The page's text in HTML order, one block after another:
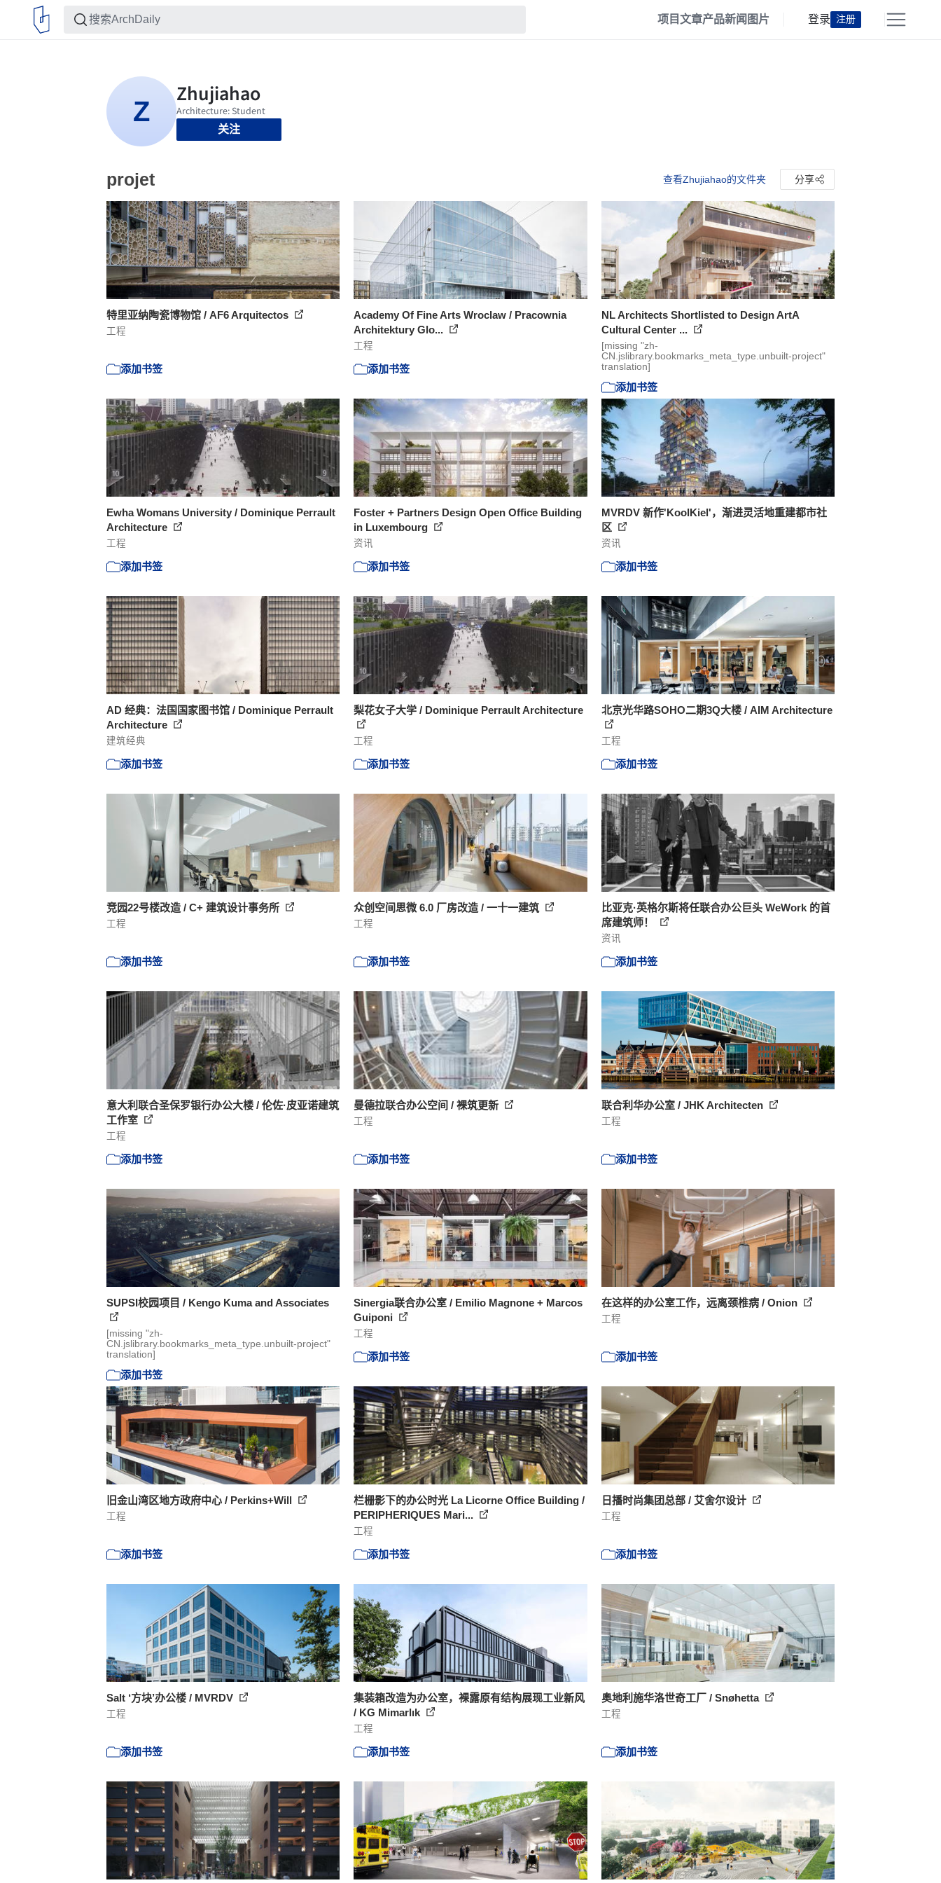
项目文章产品新闻 图片 登录 注册
关注
projet 查看Zhujiahao的文件夹 分享
特里亚纳陶瓷博物馆 / AF6 Arquitectos
工程
添加书签
Academy Of Fine Arts Wroclaw / Pracownia
Architektury Glo...
工程
添加书签
NL Architects Shortlisted to Design ArtA
Cultural Center ...
[missing "zh-
CN.jslibrary.bookmarks_meta_type.unbuilt-project"
translation]
添加书签
Ewha Womans University / Dominique Perrault
Architecture
工程
添加书签
Foster + Partners Design Open Office Building
in Luxembourg
资讯
添加书签
MVRDV 新作'KoolKiel'，渐进灵活地重建都市社
区
资讯
添加书签
AD 经典：法国国家图书馆 / Dominique Perrault
Architecture
建筑经典
添加书签
梨花女子大学 / Dominique Perrault Architecture
工程
添加书签
北京光华路SOHO二期3Q大楼 / AIM Architecture
工程
添加书签
竞园22号楼改造 / C+ 建筑设计事务所
工程
添加书签
众创空间思微 6.0 厂房改造 / 一十一建筑
工程
添加书签
比亚克·英格尔斯将任联合办公巨头 WeWork 的首
席建筑师！
资讯
添加书签
意大利联合圣保罗银行办公大楼 / 伦佐·皮亚诺建筑
工作室
工程
添加书签
曼德拉联合办公空间 / 裸筑更新
工程
添加书签
联合利华办公室 / JHK Architecten
工程
添加书签
SUPSI校园项目 / Kengo Kuma and Associates
[missing "zh-
CN.jslibrary.bookmarks_meta_type.unbuilt-project"
translation]
添加书签
Sinergia联合办公室 / Emilio Magnone + Marcos
Guiponi
工程
添加书签
在这样的办公室工作，远离颈椎病 / Onion
工程
添加书签
旧金山湾区地方政府中心 / Perkins+Will
工程
添加书签
栏栅影下的办公时光 La Licorne Office Building /
PERIPHERIQUES Mari...
工程
添加书签
日播时尚集团总部 / 艾舍尔设计
工程
添加书签
Salt ‘方块’办公楼 / MVRDV
工程
添加书签
集装箱改造为办公室，裸露原有结构展现工业新风
/ KG Mimarlık
工程
添加书签
奥地利施华洛世奇工厂 / Snøhetta
工程
添加书签